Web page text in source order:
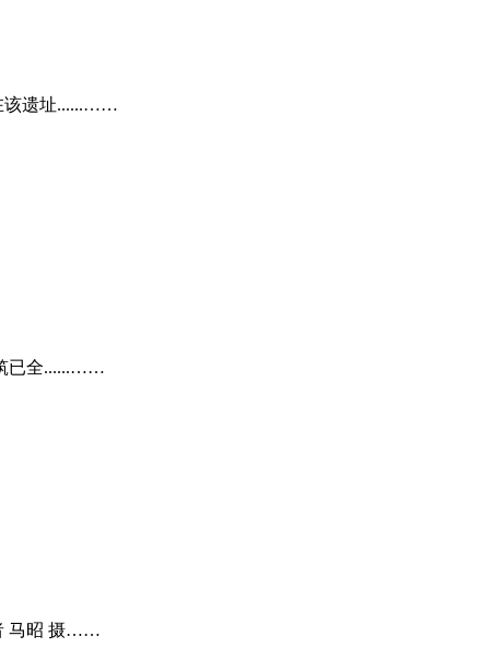
该遗址......……
已全......……
马昭 摄……